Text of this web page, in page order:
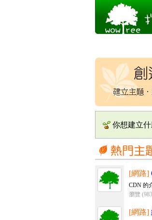
你想建立
[網路]
CDN 的
瀏覽
[網路]